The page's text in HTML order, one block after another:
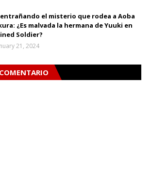
el misterio que rodea a Aoba
¿Es malvada la hermana de Yuuki en
Soldier?
21, 2024